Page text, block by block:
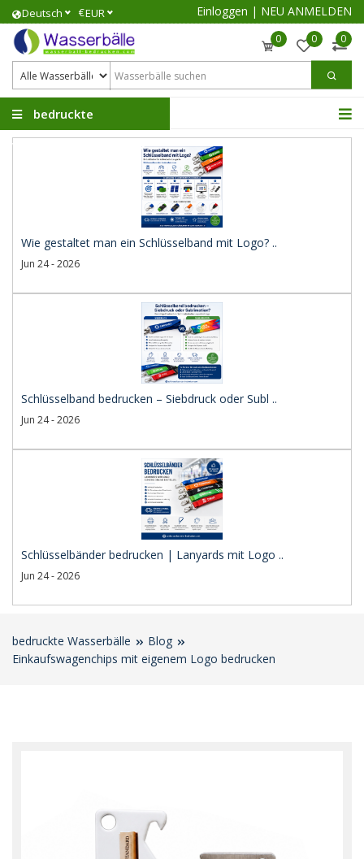
Deutsch €EUR Einloggen | NEU ANMELDEN
0 0 0
bedruckte
Wasserbälle
Wie gestaltet man ein Schlüsselband mit Logo? ..
Jun 24 - 2026
Schlüsselband bedrucken – Siebdruck oder Subl ..
Jun 24 - 2026
Schlüsselbänder bedrucken | Lanyards mit Logo ..
Jun 24 - 2026
bedruckte Wasserbälle
Blog
Einkaufswagenchips mit eigenem Logo bedrucken